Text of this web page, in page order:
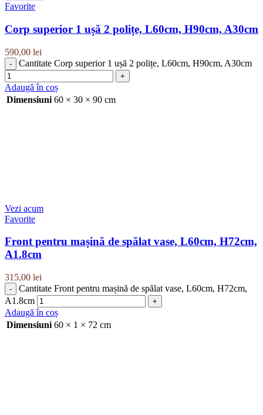
Favorite
Corp superior 1 ușă 2 polițe, L60cm, H90cm, A30cm
590,00 lei
Cantitate Corp superior 1 ușă 2 polițe, L60cm, H90cm, A30cm
Adaugă în coș
Dimensiuni 60 × 30 × 90 cm
Vezi acum
Favorite
Front pentru mașină de spălat vase, L60cm, H72cm,
A1.8cm
315,00 lei
Cantitate Front pentru mașină de spălat vase, L60cm, H72cm,
A1.8cm
Adaugă în coș
Dimensiuni 60 × 1 × 72 cm